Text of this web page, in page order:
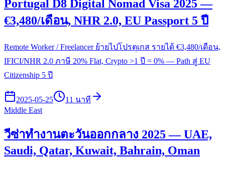
Portugal D8 Digital Nomad Visa 2025 —
€3,480/เดือน, NHR 2.0, EU Passport 5 ปี
Remote Worker / Freelancer ย้ายไปโปรตุเกส รายได้ €3,480/เดือน,
IFICI/NHR 2.0 ภาษี 20% Flat, Crypto >1 ปี = 0% — Path สู่ EU
Citizenship 5 ปี
2025-05-25
11 นาที
Middle East
วีซ่าทำงานตะวันออกกลาง 2025 — UAE,
Saudi, Qatar, Kuwait, Bahrain, Oman